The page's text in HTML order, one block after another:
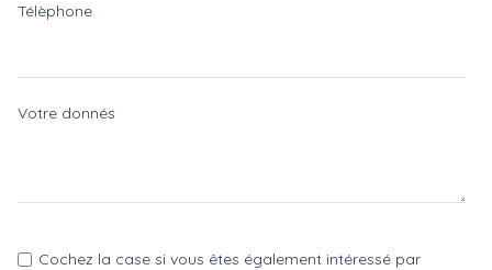
Télèphone
Votre donnés
Cochez la case si vous êtes également intéressé par